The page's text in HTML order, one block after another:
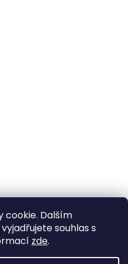
cookie. Dalším
souhlas s
zde.